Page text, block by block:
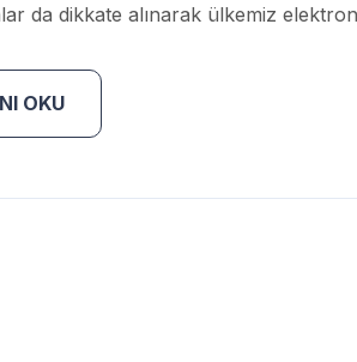
da dikkate alınarak ülkemiz
OKU